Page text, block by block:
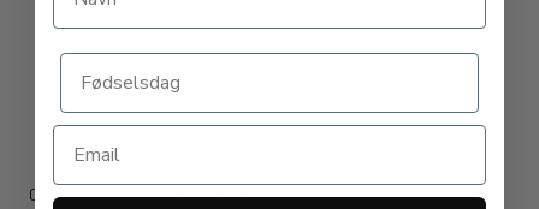
CATAGO QUICK DRY Tørregamacher